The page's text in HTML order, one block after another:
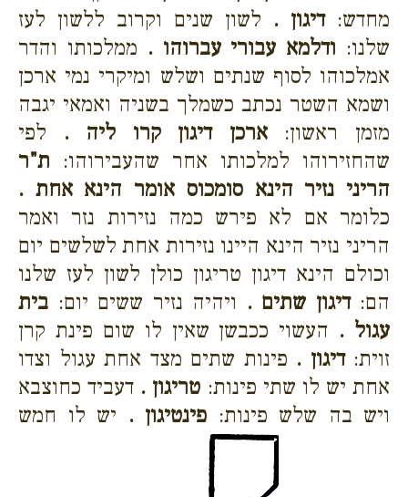
מחדש:דיגון . לשון שנים וקרוב ללשון לעז
שלנו: ודלמא עבורי עברוהו . ממלכותו והדר
אמלכוהו לסוף שנתים ושלש ומיקרי נמי ארכן
ושמא השטר נכתב כשמלך בשניה ואמאי יגבה
מזמן ראשון:ארכן דיגון קרו ליה . לפי
שהחזירוהו למלכותו אחר שהעבירוהו: ת"ר
הריני נזיר הינא סומכוס אומר הינא אחת .
כלומר אם לא פירש כמה נזירות נזר ואמר
הריני נזיר הינא היינו נזירות אחת לשלשים יום
וכולם הינא דיגון טריגון כולן לשון לעז שלנו
הם:דיגון שתים . ויהיה נזיר ששים יום: בית
עגול . העשוי ככבשן שאין לו שום פינת קרן
זוית:דיגון . פינות שתים מצד אחת עגול וצדו
אחת יש לו שתי פינות: טריגון . דעביד כחוצבא
ויש בה שלש פינות: פינטיגון . יש לו חמש